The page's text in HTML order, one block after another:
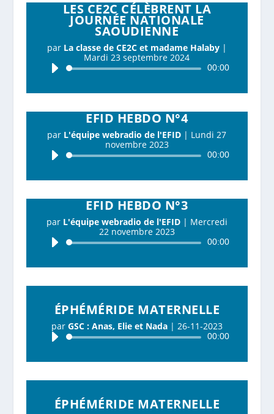
LES CE2C CÉLÈBRENT LA
JOURNÉE NATIONALE
SAOUDIENNE
par La classe de CE2C et madame Halaby|
Mardi 23 septembre 2024
Lecteur
00:00
EFID HEBDO N°4
par L'équipe webradio de l'EFID | Lundi 27
novembre 2023
Lecteur
00:00
EFID HEBDO N°3
par L'équipe webradio de l'EFID| Mercredi
22 novembre 2023
Lecteur
00:00
ÉPHÉMÉRIDE MATERNELLE
par GSC : Anas, Elie et Nada| 26-11-2023
Lecteur
00:00
ÉPHÉMÉRIDE MATERNELLE